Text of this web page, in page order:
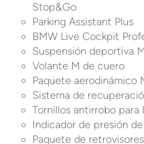
Stop&Go
Parking Assistant Plus
BMW Live Cockpit
Suspensión deportiva
Volante M de cuero
Paquete aerodinámico
Sistema de
Tornillos antirrobo para
Indicador de presión
Paquete de